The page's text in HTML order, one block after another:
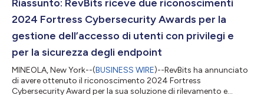
Riassunto: RevBits riceve due riconoscimenti
2024 Fortress Cybersecurity Awards per la
gestione dell’accesso di utenti con privilegi e
per la sicurezza degli endpoint
MINEOLA, New York--(BUSINESS WIRE)--RevBits ha annunciato
di avere ottenuto il riconoscimento 2024 Fortress
Cybersecurity Award per la sua soluzione di rilevamento e